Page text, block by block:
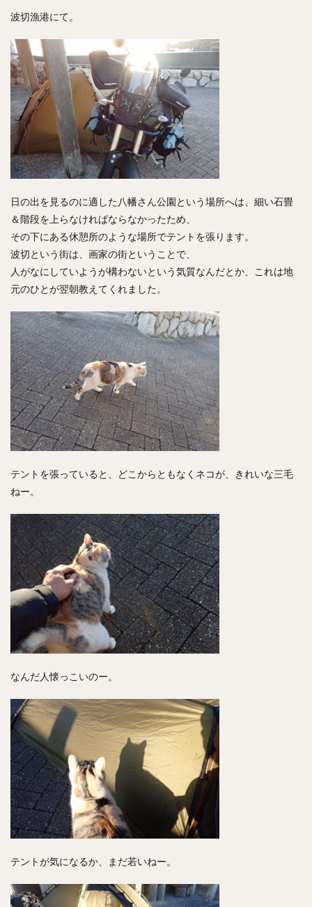
波切漁港にて。
日の出を見るのに適した八幡さん公園という場所へは、細い石畳
＆階段を上らなければならなかったため、
その下にある休憩所のような場所でテントを張ります。
波切という街は、画家の街ということで、
人がなにしていようが構わないという気質なんだとか、これは地
元のひとが翌朝教えてくれました。
テントを張っていると、どこからともなくネコが、きれいな三毛
ねー。
なんだ人懐っこいのー。
テントが気になるか、まだ若いねー。